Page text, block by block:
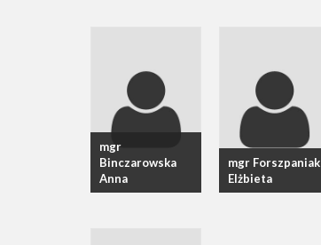
mgr
Binczarowska
Anna
mgr Forszpaniak
Elżbieta